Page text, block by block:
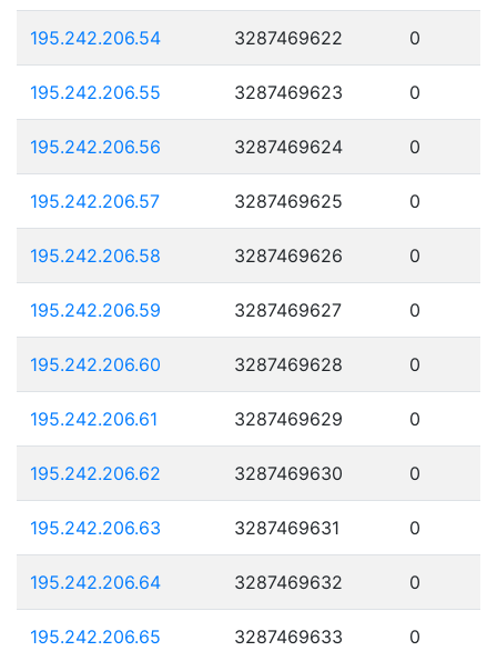
195.242.206.54 3287469622 0
195.242.206.55 3287469623 0
195.242.206.56 3287469624 0
195.242.206.57 3287469625 0
195.242.206.58 3287469626 0
195.242.206.59 3287469627 0
195.242.206.60 3287469628 0
195.242.206.61 3287469629 0
195.242.206.62 3287469630 0
195.242.206.63 3287469631 0
195.242.206.64 3287469632 0
195.242.206.65 3287469633 0